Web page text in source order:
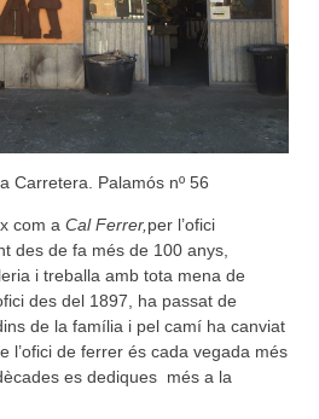
Carretera. Palamós nº 56
com a Cal Ferrer, per l’ofici
des de fa més de 100 anys,
i treballa amb tota mena de
des del 1897, ha passat de
de la família i pel camí ha canviat
l’ofici de ferrer és cada vegada més
es dediques més a la